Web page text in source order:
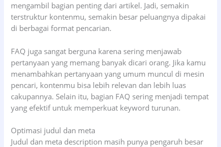
mengambil bagian penting dari artikel. Jadi, semakin
terstruktur kontenmu, semakin besar peluangnya dipakai
di berbagai format pencarian.
FAQ juga sangat berguna karena sering menjawab
pertanyaan yang memang banyak dicari orang. Jika kamu
menambahkan pertanyaan yang umum muncul di mesin
pencari, kontenmu bisa lebih relevan dan lebih luas
cakupannya. Selain itu, bagian FAQ sering menjadi tempat
yang efektif untuk memperkuat keyword turunan.
Optimasi judul dan meta
Judul dan meta description masih punya pengaruh besar